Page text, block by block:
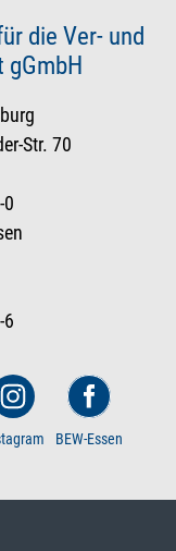
die Ver- und
Str. 70
BEW-Essen